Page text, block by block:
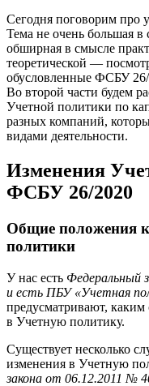
Сегодня поговорим про
Тема не очень большая в
обширная в смысле
теоретической —
обусловленные ФСБУ
Во второй части будем
Учетной политики по
разных компаний,
видами деятельности.
Изменения
ФСБУ 26/2020
Общие положения
политики
У нас есть Федеральный
и есть ПБУ «Учетная
предусматривают,
в Учетную политику.
Существует несколько
изменения в Учетную
закона от 06.12.2011 №